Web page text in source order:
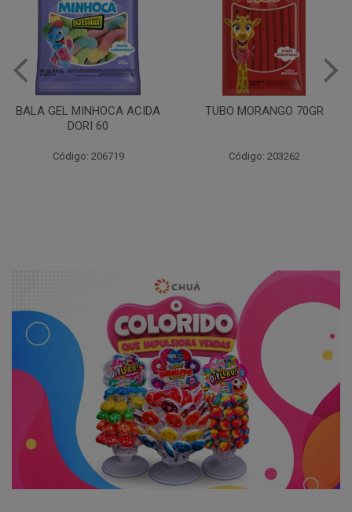
BALA GEL MINHOCA ACIDA
DORI 60
Código: 206719
TUBO MORANGO 70GR
Código: 203262